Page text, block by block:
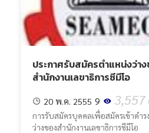
ประกาศรับสมัครตำแหน่งว่า
สำนักงานเลขาธิการซีมีโอ
20 พ.ค. 2555 9 3,557
การรับสมัครบุคคลเพื่อสมัครเข้าดำ
ว่างของสำนักงานเลขาธิการซีมีโอ